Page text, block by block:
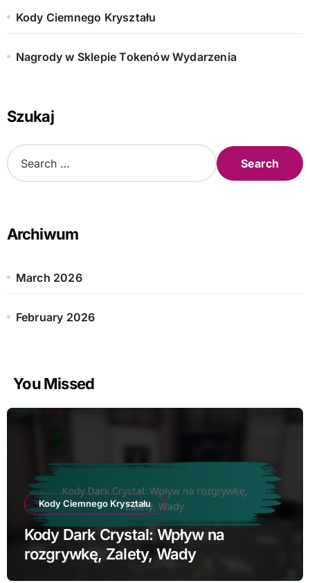
Kody Ciemnego Kryształu
Nagrody w Sklepie Tokenów Wydarzenia
Szukaj
S
e
h
f
r
Archiwum
March 2026
February 2026
You Missed
Kody Ciemnego Kryształu
Kody Dark Crystal: Wpływ na
rozgrywkę, Zalety, Wady